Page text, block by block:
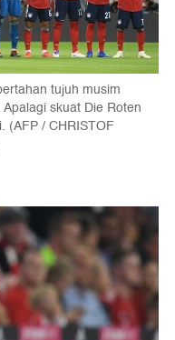
tujuh musim
skuat Die Roten
(AFP / CHRISTOF